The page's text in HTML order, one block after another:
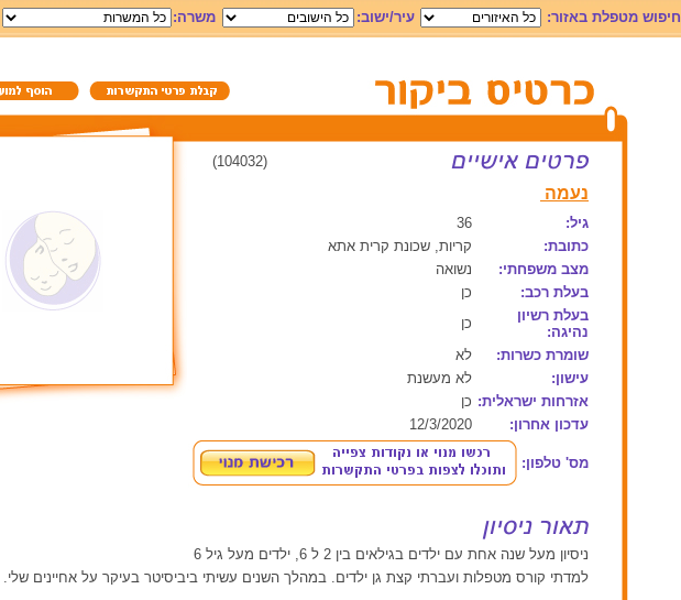
חיפוש מטפלת באזור: עיר/ישוב: משרה:
(104032)
נעמה
גיל:
36
כתובת:
קריות, שכונת קרית אתא
מצב משפחתי:
נשואה
בעלת רכב:
כן
בעלת רשיון
נהיגה:
כן
שומרת כשרות:
לא
עישון:
לא מעשנת
אזרחות ישראלית: כן
עדכון אחרון:
12/3/2020
מס' טלפון:
ניסיון מעל שנה אחת עם ילדים בגילאים בין 2 ל 6, ילדים מעל גיל 6
למדתי קורס מטפלות ועברתי קצת גן ילדים. במהלך השנים עשיתי ביביסיטר בעיקר על אחיינים שלי.